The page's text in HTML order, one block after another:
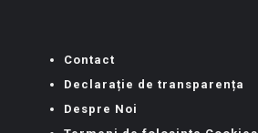
Contact
Declarație de transparența
Despre Noi